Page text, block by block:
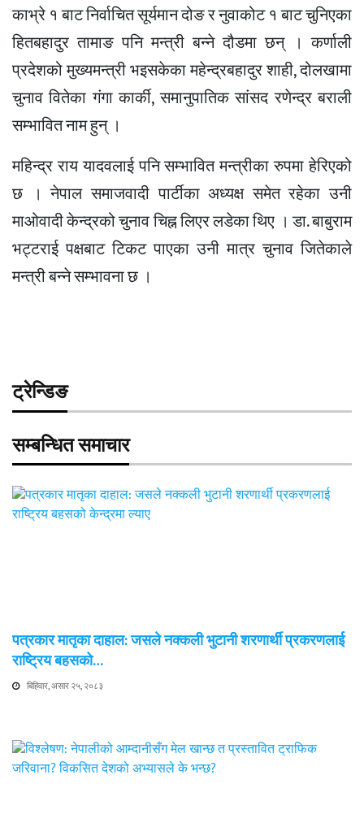
काभ्रे १ बाट निर्वाचित सूर्यमान दोङ र नुवाकोट १ बाट चुनिएका
हितबहादुर तामाङ पनि मन्त्री बन्ने दौडमा छन् । कर्णाली
प्रदेशको मुख्यमन्त्री भइसकेका महेन्द्रबहादुर शाही, दोलखामा
चुनाव वितेका गंगा कार्की, समानुपातिक सांसद रणेन्द्र बराली
सम्भावित नाम हुन् ।
महिन्द्र राय यादवलाई पनि सम्भावित मन्त्रीका रुपमा हेरिएको
छ । नेपाल समाजवादी पार्टीका अध्यक्ष समेत रहेका उनी
माओवादी केन्द्रको चुनाव चिह्न लिएर लडेका थिए । डा. बाबुराम
भट्टराई पक्षबाट टिकट पाएका उनी मात्र चुनाव जितेकाले
मन्त्री बन्ने सम्भावना छ ।
ट्रेन्डिङ
सम्बन्धित समाचार
पत्रकार मातृका दाहाल: जसले नक्कली भुटानी शरणार्थी प्रकरणलाई
राष्ट्रिय बहसको…
बिहिवार, असार २५, २०८३